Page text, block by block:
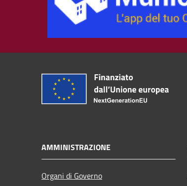
AMMINISTRAZIONE
Organi di Governo